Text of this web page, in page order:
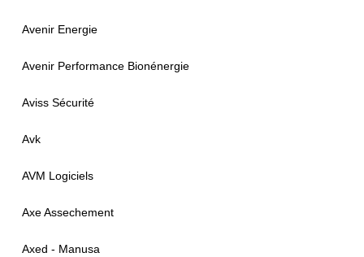
Avenir Energie
Avenir Performance Bionénergie
Aviss Sécurité
Avk
AVM Logiciels
Axe Assechement
Axed - Manusa